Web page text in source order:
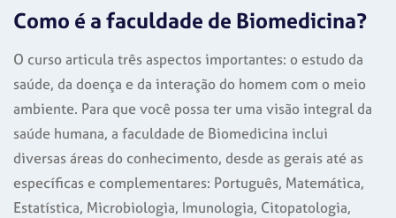
Como é a faculdade de Biomedicina?
O curso articula três aspectos importantes: o estudo da
saúde, da doença e da interação do homem com o meio
ambiente. Para que você possa ter uma visão integral da
saúde humana, a faculdade de Biomedicina inclui
diversas áreas do conhecimento, desde as gerais até as
específicas e complementares: Português, Matemática,
Estatística, Microbiologia, Imunologia, Citopatologia,